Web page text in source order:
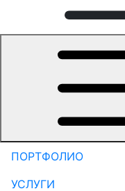
ПОРТФОЛИО
УСЛУГИ